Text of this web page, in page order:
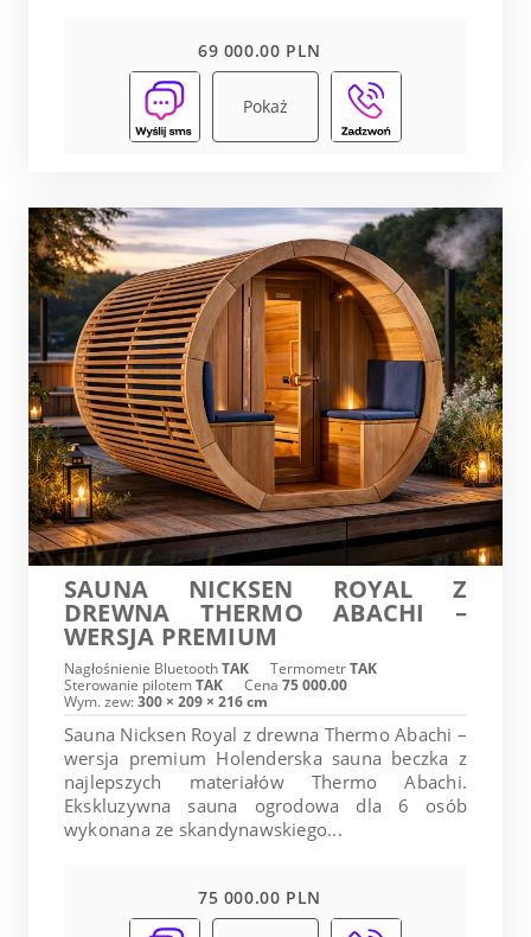
69 000.00 PLN
Pokaż
SAUNA NICKSEN ROYAL Z
DREWNA THERMO ABACHI –
WERSJA PREMIUM
Nagłośnienie BluetoothTAK TermometrTAK
Sterowanie pilotemTAK Cena 75 000.00
Wym. zew:300 × 209 × 216 cm
Sauna Nicksen Royal z drewna Thermo Abachi –
wersja premium Holenderska sauna beczka z
najlepszych materiałów Thermo Abachi.
Ekskluzywna sauna ogrodowa dla 6 osób
wykonana ze skandynawskiego...
75 000.00 PLN